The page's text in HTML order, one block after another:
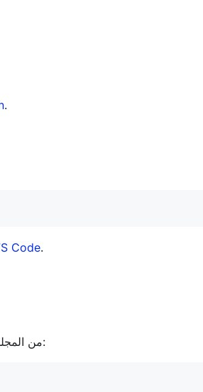
.
Code.
من المجلد الجذر للمشروع: